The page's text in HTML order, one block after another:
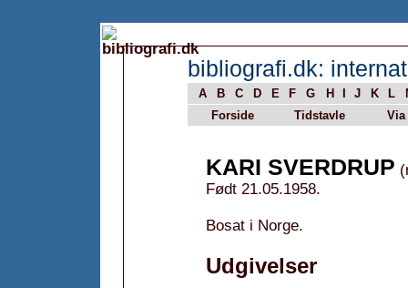
bibliografi.dk:
A B C D E F G H J K L
Forside
Tidstavle Via
KARI SVERDRUP
Født 21.05.1958.
Bosat i Norge.
Udgivelser